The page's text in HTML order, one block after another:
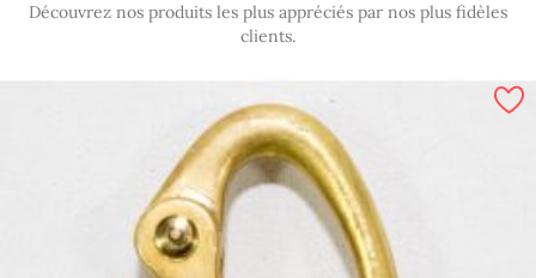
Découvrez nos produits les plus appréciés par nos plus fidèles
clients.